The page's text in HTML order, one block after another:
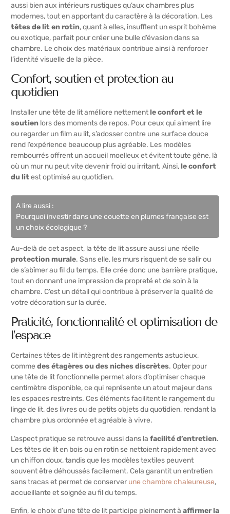
aussi bien aux intérieurs rustiques qu’aux chambres plus
modernes, tout en apportant du caractère à la décoration. Les
têtes de lit en rotin, quant à elles, insufflent un esprit bohème
ou exotique, parfait pour créer une bulle d’évasion dans sa
chambre. Le choix des matériaux contribue ainsi à renforcer
l’identité visuelle de la pièce.
Confort, soutien et protection au
quotidien
Installer une tête de lit améliore nettementle confort et le
soutien lors des moments de repos. Pour ceux qui aiment lire
ou regarder un film au lit, s’adosser contre une surface douce
rend l’expérience beaucoup plus agréable. Les modèles
rembourrés offrent un accueil moelleux et évitent toute gêne, là
où un mur nu peut vite devenir froid ou irritant. Ainsi,le confort
du litest optimisé au quotidien.
A lire aussi :
Pourquoi investir dans une couette en plumes française est
un choix écologique ?
Au-delà de cet aspect, la tête de lit assure aussi une réelle
protection murale. Sans elle, les murs risquent de se salir ou
de s’abîmer au fil du temps. Elle crée donc une barrière pratique,
tout en donnant une impression de propreté et de soin à la
chambre. C’est un détail qui contribue à préserver la qualité de
votre décoration sur la durée.
Praticité, fonctionnalité et optimisation de
l’espace
Certaines têtes de lit intègrent des rangements astucieux,
comme des étagères ou des niches discrètes. Opter pour
une tête de lit fonctionnelle permet alors d’optimiser chaque
centimètre disponible, ce qui représente un atout majeur dans
les espaces restreints. Ces éléments facilitent le rangement du
linge de lit, des livres ou de petits objets du quotidien, rendant la
chambre plus ordonnée et agréable à vivre.
L’aspect pratique se retrouve aussi dans la facilité d’entretien.
Les têtes de lit en bois ou en rotin se nettoient rapidement avec
un chiffon doux, tandis que les modèles textiles peuvent
souvent être déhoussés facilement. Cela garantit un entretien
sans tracas et permet de conserver une chambre chaleureuse,
accueillante et soignée au fil du temps.
Enfin, le choix d’une tête de lit participe pleinement à affirmer la